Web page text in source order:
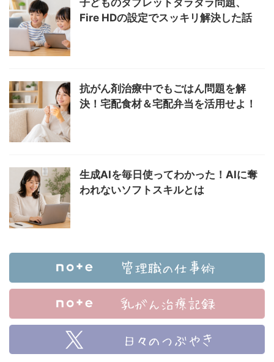
子どものタブレットダラダラ問題、
Fire HDの設定でスッキリ解決した話
抗がん剤治療中でもごはん問題を解
決！宅配食材＆宅配弁当を活用せよ！
生成AIを毎日使ってわかった！AIに奪
われないソフトスキルとは